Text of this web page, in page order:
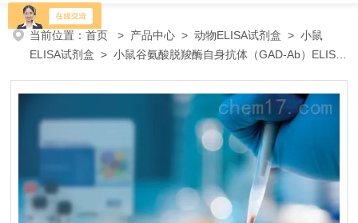
当前位置：首页 > 产品中心 >动物ELISA试剂盒 >小鼠
ELISA试剂盒 > 小鼠谷氨酸脱羧酶自身抗体（GAD-Ab）ELISA